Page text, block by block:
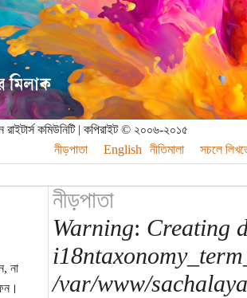
কমিউনিটি | কপিরাইট © ২০০৬-২০১৫
নীড়পাতা
English নীতিমালা সচলে
না
নীড়পাতা
Warning: Creating
/var/www/